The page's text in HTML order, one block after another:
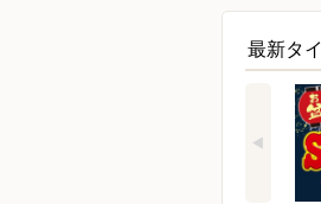
最新タ